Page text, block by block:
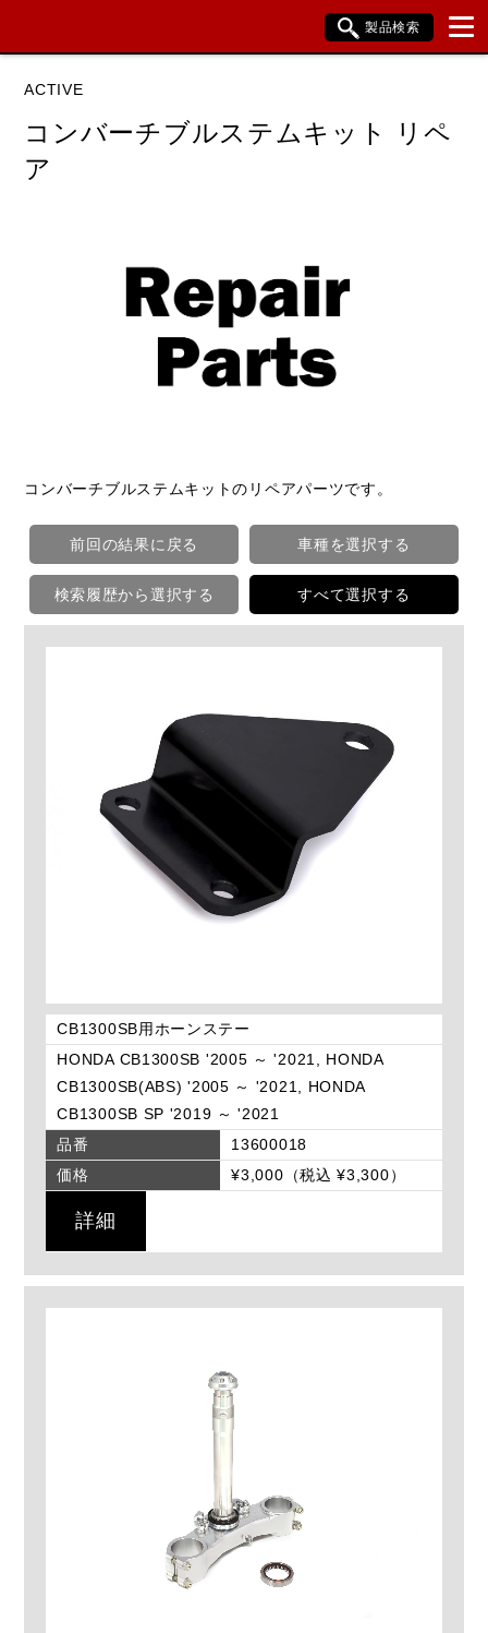
製品検索
閉じる
ACTIVE
コンバーチブルステムキット リペ
ア
コンバーチブルステムキットのリペアパーツです。
前回の結果に戻る 車種を選択する
検索履歴から選択する すべて選択する
CB1300SB用ホーンステー
HONDA CB1300SB '2005 ～ '2021, HONDA
CB1300SB(ABS) '2005 ～ '2021, HONDA
CB1300SB SP '2019 ～ '2021
品番
13600018
価格
¥3,000（税込 ¥3,300）
詳細